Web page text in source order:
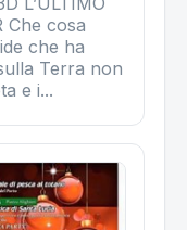
Che cosa
che ha
Terra non
e i...